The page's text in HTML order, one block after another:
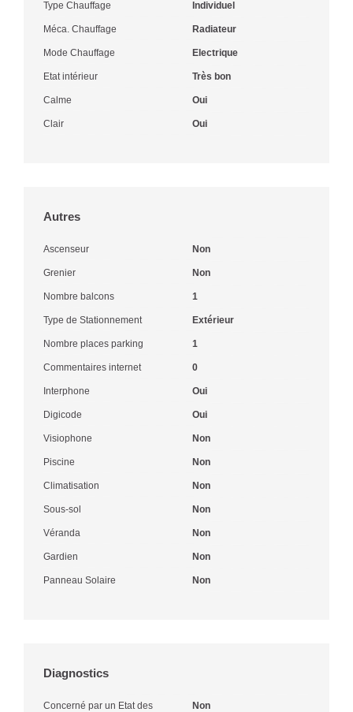
Type Chauffage Individuel
Méca. Chauffage Radiateur
Mode Chauffage Electrique
Etat intérieur Très bon
Calme Oui
Clair Oui
Autres
Ascenseur Non
Grenier Non
Nombre balcons 1
Type de Stationnement Extérieur
Nombre places parking 1
Commentaires internet 0
Interphone Oui
Digicode Oui
Visiophone Non
Piscine Non
Climatisation Non
Sous-sol Non
Véranda Non
Gardien Non
Panneau Solaire Non
Diagnostics
Concerné par un Etat des
Non